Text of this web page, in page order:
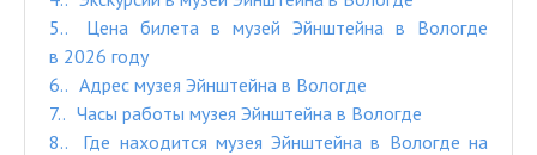
5.
Цена билета в музей Эйнштейна в Вологде
в 2026 году
6.
Адрес музея Эйнштейна в Вологде
7.
Часы работы музея Эйнштейна в Вологде
8.
Где находится музея Эйнштейна в Вологде на